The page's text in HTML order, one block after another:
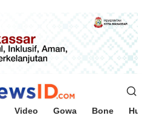
Video Gowa Bone